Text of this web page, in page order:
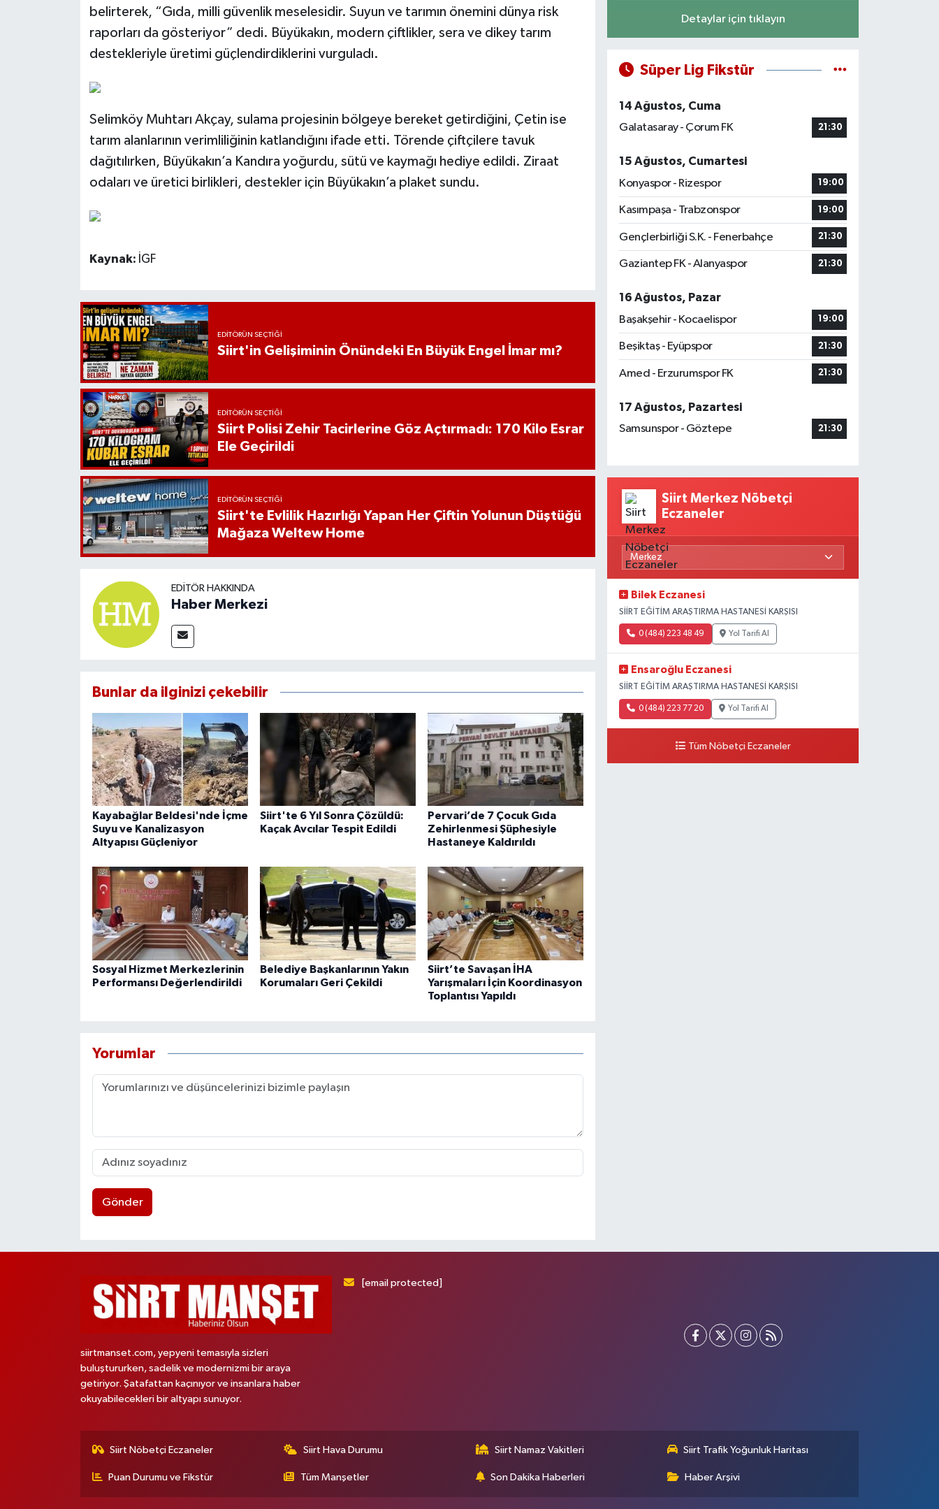
belirterek, “Gıda, milli güvenlik meselesidir. Suyun ve tarımın önemini dünya risk
raporları da gösteriyor” dedi. Büyükakın, modern çiftlikler, sera ve dikey tarım
destekleriyle üretimi güçlendirdiklerini vurguladı.
Selimköy Muhtarı Akçay, sulama projesinin bölgeye bereket getirdiğini, Çetin ise
tarım alanlarının verimliliğinin katlandığını ifade etti. Törende çiftçilere tavuk
dağıtılırken, Büyükakın’a Kandıra yoğurdu, sütü ve kaymağı hediye edildi. Ziraat
odaları ve üretici birlikleri, destekler için Büyükakın’a plaket sundu.
Kaynak: İGF
EDITÖRÜN SEÇTIĞI
Siirt'in Gelişiminin Önündeki En Büyük Engel İmar mı?
EDITÖRÜN SEÇTIĞI
Siirt Polisi Zehir Tacirlerine Göz Açtırmadı: 170 Kilo Esrar
Ele Geçirildi
EDITÖRÜN SEÇTIĞI
Siirt'te Evlilik Hazırlığı Yapan Her Çiftin Yolunun Düştüğü
Mağaza Weltew Home
EDITÖR HAKKINDA
Haber Merkezi
Bunlar da ilginizi çekebilir
Kayabağlar Beldesi'nde İçme
Suyu ve Kanalizasyon
Altyapısı Güçleniyor
Siirt'te 6 Yıl Sonra Çözüldü:
Kaçak Avcılar Tespit Edildi
Pervari’de 7 Çocuk Gıda
Zehirlenmesi Şüphesiyle
Hastaneye Kaldırıldı
Sosyal Hizmet Merkezlerinin
Performansı Değerlendirildi
Belediye Başkanlarının Yakın
Korumaları Geri Çekildi
Siirt’te Savaşan İHA
Yarışmaları İçin Koordinasyon
Toplantısı Yapıldı
Yorumlar
Gönder
Detaylar için tıklayın
Süper Lig Fikstür
14 Ağustos, Cuma
Galatasaray - Çorum FK
21:30
15 Ağustos, Cumartesi
Konyaspor - Rizespor
19:00
Kasımpaşa - Trabzonspor 19:00
Gençlerbirliği S.K. - Fenerbahçe 21:30
Gaziantep FK - Alanyaspor 21:30
16 Ağustos, Pazar
Başakşehir - Kocaelispor
19:00
Beşiktaş - Eyüpspor 21:30
Amed - Erzurumspor FK 21:30
17 Ağustos, Pazartesi
Samsunspor - Göztepe
21:30
Siirt Merkez Nöbetçi
Eczaneler
Bilek Eczanesi
SİİRT EĞİTİM ARAŞTIRMA HASTANESİ KARŞISI
0 (484) 223 48 49 Yol Tarifi Al
Ensaroğlu Eczanesi
SİİRT EĞİTİM ARAŞTIRMA HASTANESİ KARŞISI
0 (484) 223 77 20 Yol Tarifi Al
Tüm Nöbetçi Eczaneler
siirtmanset.com, yepyeni temasıyla sizleri
buluştururken, sadelik ve modernizmi bir araya
getiriyor. Şatafattan kaçınıyor ve insanlara haber
okuyabilecekleri bir altyapı sunuyor.
[email protected]
Siirt Nöbetçi Eczaneler Siirt Hava Durumu Siirt Namaz Vakitleri Siirt Trafik Yoğunluk Haritası
Puan Durumu ve Fikstür Tüm Manşetler Son Dakika Haberleri Haber Arşivi